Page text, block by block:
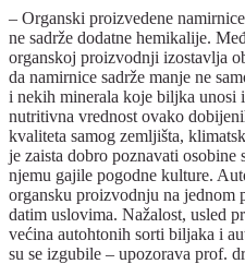
– Organski proizvedene
ne sadrže dodatne hemikalije.
organskoj proizvodnji izostavlja
da namirnice sadrže manje ne
i nekih minerala koje biljka unosi
nutritivna vrednost ovako
kvaliteta samog zemljišta,
je zaista dobro poznavati osobine
njemu gajile pogodne kulture.
organsku proizvodnju na jednom
datim uslovima. Nažalost, usled
većina autohtonih sorti biljaka i
su se izgubile – upozorava prof.